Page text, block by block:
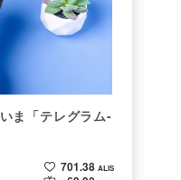
ま「テレグラム-
701.38 ALIS